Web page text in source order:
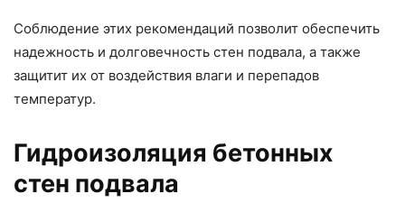
Соблюдение этих рекомендаций позволит обеспечить
надежность и долговечность стен подвала, а также
защитит их от воздействия влаги и перепадов
температур.
Гидроизоляция бетонных
стен подвала